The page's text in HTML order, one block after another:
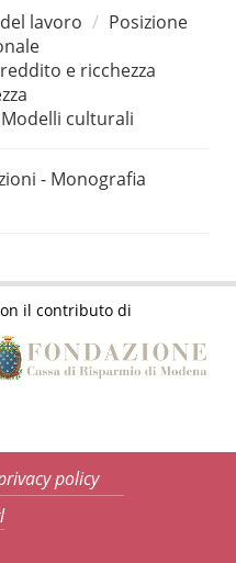
lavoro
Posizione
e ricchezza
Modelli culturali
- Monografia
il contributo di
policy